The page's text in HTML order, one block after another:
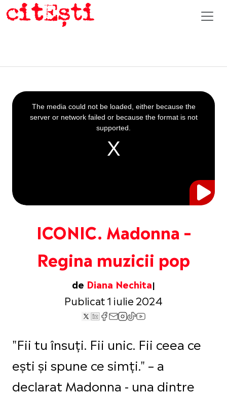
ICONIC. Madonna –
Regina muzicii pop
de Diana Nechita
Publicat 1 iulie 2024
This
is
a
The media could not be loaded, either because the
server or network failed or because the format is not
supported.
"Fii tu însuți. Fii unic. Fii ceea ce
ești și spune ce simți." – a
declarat Madonna - una dintre